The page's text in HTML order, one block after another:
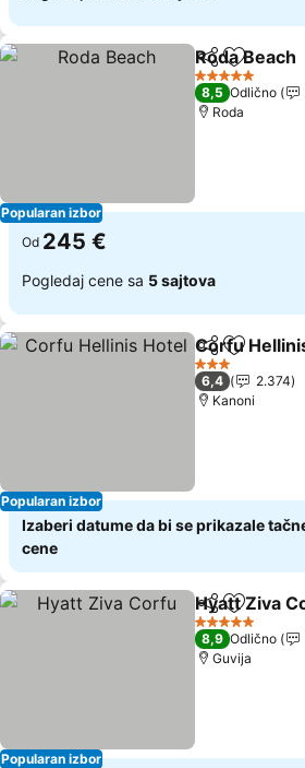
Popularan izbor
Deli Dodati u
Roda Beach
5 Zvezdice
8,5 Odlično
Roda
Od 245 €
Pogledaj cene sa 5 sajtova
Popularan izbor
Deli Dodati u
Corfu
3 Zvezdice
6,4
2.374
Kanoni
Izaberi datume da bi se prikazale
cene
Popularan izbor
Deli Dodati u
Hyatt Ziva
5 Zvezdice
8,9 Odlično
Guvija